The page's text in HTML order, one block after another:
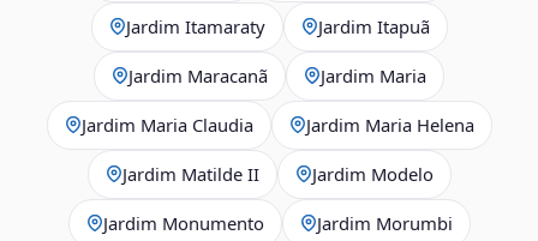
Jardim Itamaraty Jardim Itapuã
Jardim Maracanã Jardim Maria
Jardim Maria Claudia Jardim Maria Helena
Jardim Matilde II Jardim Modelo
Jardim Monumento Jardim Morumbi